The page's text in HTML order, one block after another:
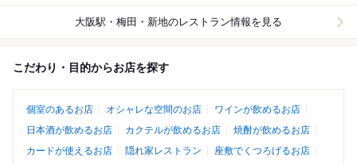
大阪駅・梅田・新地のレストラン情報を見る
こだわり・目的からお店を探す
個室のあるお店 オシャレな空間のお店
ワインが飲めるお店
日本酒が飲めるお店
カクテルが飲めるお店
焼酎が飲めるお店
カードが使えるお店
隠れ家レストラン
座敷でくつろげるお店